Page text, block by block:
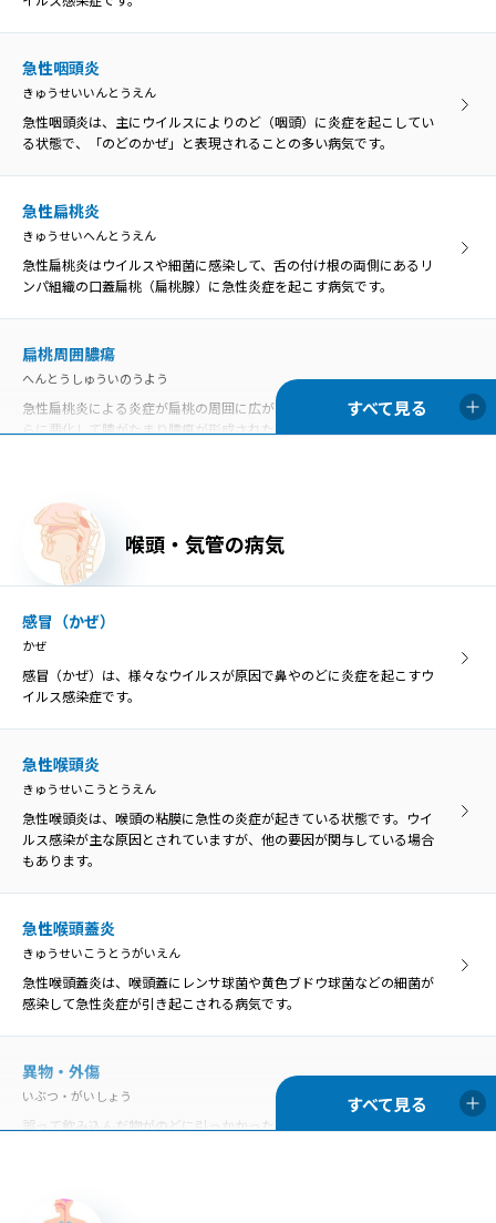
急性咽頭炎
きゅうせいいんとうえん
急性咽頭炎は、主にウイルスによりのど（咽頭）に炎症を起こしてい
る状態で、「のどのかぜ」と表現されることの多い病気です。
急性扁桃炎
きゅうせいへんとうえん
急性扁桃炎はウイルスや細菌に感染して、舌の付け根の両側にあるリ
ンパ組織の口蓋扁桃（扁桃腺）に急性炎症を起こす病気です。
扁桃周囲膿瘍
へんとうしゅういのうよう
急性扁桃炎による炎症が扁桃の周囲に広がったものを扁桃周囲炎、さ
らに悪化して膿がたまり膿瘍が形成された状態を扁桃周囲膿瘍といい
口内炎
こうないえん
口内炎は、口の中の粘膜に炎症を起こす病気の総称です。口の中の痛
みや不快感が主な症状です。
いぶつ・がいしょう
い、異物によってのどが傷つくと、膿がたまって感染を引き起こす原
因になることがあります。
口腔乾燥症
こうくうかんそうしょう
ドライマウスとも呼ばれています。
いしょくどうぎゃくりゅうしょう
の炎症を引き起こす病気のことです。
まんせいいんとうえん
喉頭・気管の病気
感冒（かぜ）
かぜ
感冒（かぜ）は、様々なウイルスが原因で鼻やのどに炎症を起こすウ
イルス感染症です。
急性喉頭炎
きゅうせいこうとうえん
急性喉頭炎は、喉頭の粘膜に急性の炎症が起きている状態です。ウイ
ルス感染が主な原因とされていますが、他の要因が関与している場合
もあります。
急性喉頭蓋炎
きゅうせいこうとうがいえん
急性喉頭蓋炎は、喉頭蓋にレンサ球菌や黄色ブドウ球菌などの細菌が
感染して急性炎症が引き起こされる病気です。
異物・外傷
いぶつ・がいしょう
誤って飲み込んだ物がのどに引っかかった状態を「咽頭異物」とい